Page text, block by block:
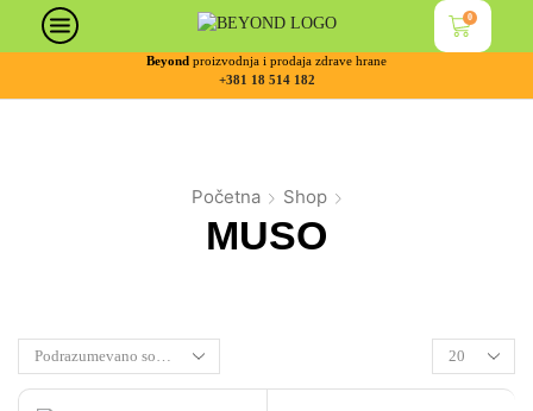
0
Beyond proizvodnja i prodaja zdrave hrane
+381 18 514 182
Početna Shop
MUSO